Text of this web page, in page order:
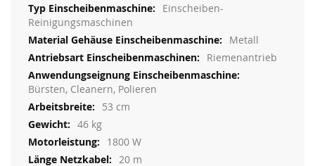
Einscheiben-
Reinigungsmaschinen
Metall
Riemenantrieb
Bürsten, Cleanern, Polieren
53 cm
46 kg
1800 W
20 m